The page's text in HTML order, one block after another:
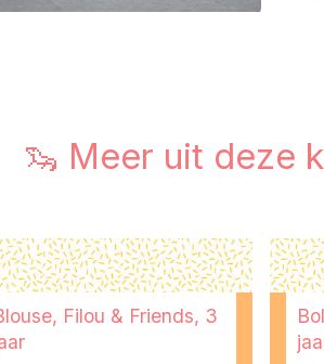
🦦 Meer uit deze
Filou & Friends, 3